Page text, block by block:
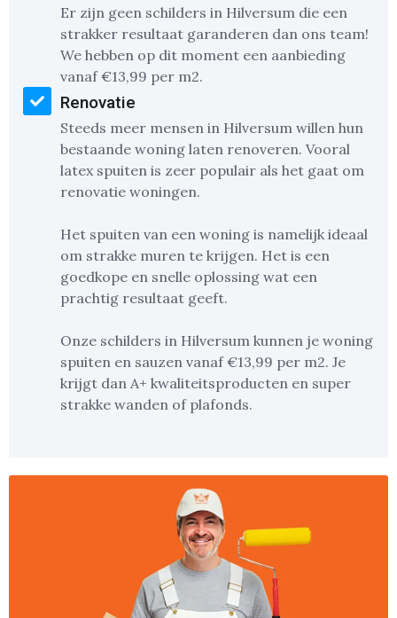
Er zijn geen schilders in Hilversum die een
strakker resultaat garanderen dan ons team!
We hebben op dit moment een aanbieding
vanaf €13,99 per m2.
Renovatie
Steeds meer mensen in Hilversum willen hun
bestaande woning laten renoveren. Vooral
latex spuiten is zeer populair als het gaat om
renovatie woningen.
Het spuiten van een woning is namelijk ideaal
om strakke muren te krijgen. Het is een
goedkope en snelle oplossing wat een
prachtig resultaat geeft.
Onze schilders in Hilversum kunnen je woning
spuiten en sauzen vanaf €13,99 per m2. Je
krijgt dan A+ kwaliteitsproducten en super
strakke wanden of plafonds.